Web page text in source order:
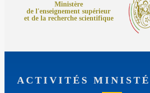
Ministère
de l'enseignement supérieur
et de la recherche scientifique
ACTIVITÉS